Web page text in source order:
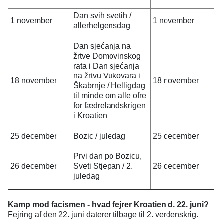
1 november
Dan svih svetih /
allerhelgensdag
1 november
18 november
Dan sjećanja na
žrtve Domovinskog
rata i Dan sjećanja
na žrtvu Vukovara i
Škabrnje / Helligdag
til minde om alle ofre
for fædrelandskrigen
i Kroatien
18 november
25 december Bozic / juledag 25 december
26 december
Prvi dan po Bozicu,
Sveti Stjepan / 2.
juledag
26 december
Kamp mod facismen - hvad fejrer Kroatien d. 22. juni?
Fejring af den 22. juni daterer tilbage til 2. verdenskrig.